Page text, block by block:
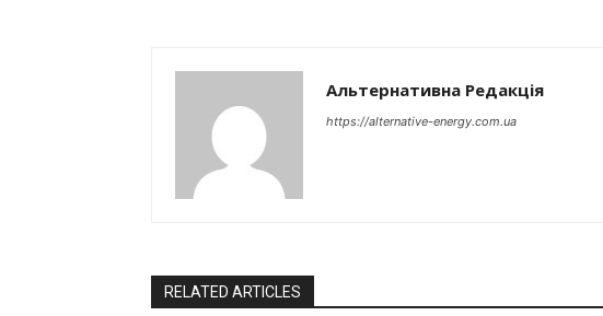
Альтернативна Редакція
https://alternative-energy.com.ua
RELATED ARTICLES